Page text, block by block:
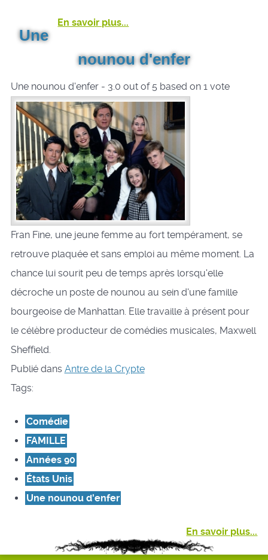
En savoir plus...
Une
nounou d'enfer
Une nounou d'enfer- 3.0 out of 5 based on 1vote
Fran Fine, une jeune femme au fort tempérament, se
retrouve plaquée et sans emploi au même moment. La
chance lui sourit peu de temps après lorsqu'elle
décroche un poste de nounou au sein d'une famille
bourgeoise de Manhattan. Elle travaille à présent pour
le célèbre producteur de comédies musicales, Maxwell
Sheffield.
Publié dans Antre de la Crypte
Tags:
Comédie
FAMILLE
Années 90
États Unis
Une nounou d'enfer
En savoir plus...